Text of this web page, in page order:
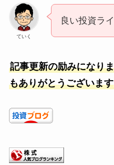
ていく
良い投資ライ
記事更新の励みになり
もありがとうございま